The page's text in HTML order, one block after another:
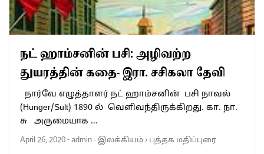
நட் ஹாம்சனின் பசி: அழிவற்ற
துயரத்தின் கதை- இரா. சசிகலா தேவி
நார்வே எழுத்தாளர் நட் ஹாம்சனின் பசி நாவல்
(Hunger/Sult) 1890 ல் வெளிவந்திருக்கிறது. கா. நா.
சு அருமையாக …
April 26, 2020-admin · இலக்கியம்› புத்தக மதிப்புரை